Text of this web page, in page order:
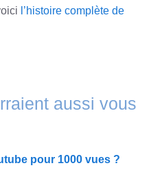
l’histoire complète de
aussi vous
pour 1000 vues ?